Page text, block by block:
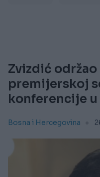
Zvizdić održao
premijerskoj
konferencije u
Bosna i Hercegovina